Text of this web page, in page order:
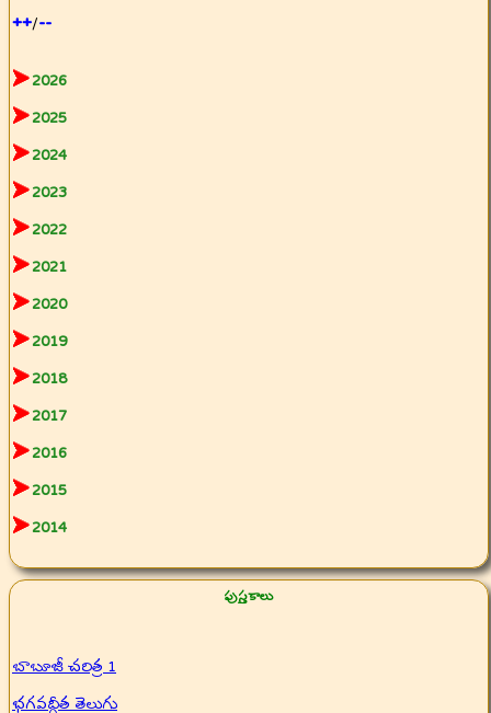
++/--
2026
2025
2024
2023
2022
2021
2020
2019
2018
2017
2016
2015
2014
పుస్తకాలు
బాబూజీ చరిత్ర 1
భగవద్గీత తెలుగు